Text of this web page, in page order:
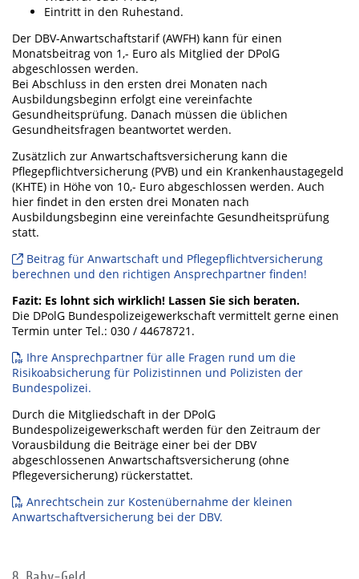
Eintritt in den Ruhestand.
Der DBV-Anwartschaftstarif (AWFH) kann für einen
Monatsbeitrag von 1,- Euro als Mitglied der DPolG
abgeschlossen werden.
Bei Abschluss in den ersten drei Monaten nach
Ausbildungsbeginn erfolgt eine vereinfachte
Gesundheitsprüfung. Danach müssen die üblichen
Gesundheitsfragen beantwortet werden.
Zusätzlich zur Anwartschaftsversicherung kann die
Pflegepflichtversicherung (PVB) und ein Krankenhaustagegeld
(KHTE) in Höhe von 10,- Euro abgeschlossen werden. Auch
hier findet in den ersten drei Monaten nach
Ausbildungsbeginn eine vereinfachte Gesundheitsprüfung
statt.
Beitrag für Anwartschaft und Pflegepflichtversicherung
berechnen und den richtigen Ansprechpartner finden!
Fazit: Es lohnt sich wirklich! Lassen Sie sich beraten.
Die DPolG Bundespolizeigewerkschaft vermittelt gerne einen
Termin unter Tel.: 030 / 44678721.
Ihre Ansprechpartner für alle Fragen rund um die
Risikoabsicherung für Polizistinnen und Polizisten der
Bundespolizei.
Durch die Mitgliedschaft in der DPolG
Bundespolizeigewerkschaft werden für den Zeitraum der
Vorausbildung die Beiträge einer bei der DBV
abgeschlossenen Anwartschaftsversicherung (ohne
Pflegeversicherung) rückerstattet.
Anrechtschein zur Kostenübernahme der kleinen
Anwartschaftversicherung bei der DBV.